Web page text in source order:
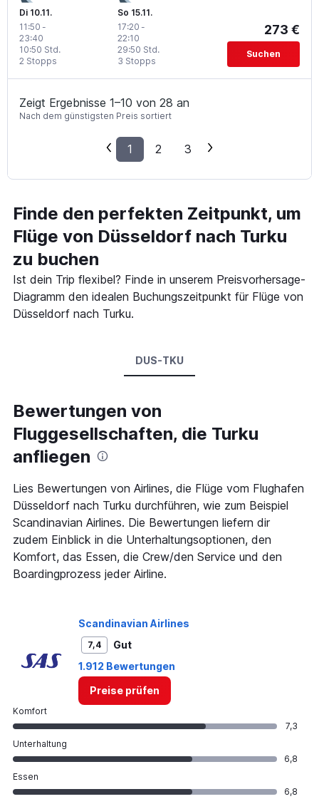
Di 10.11.
11:50 -
23:40
2 Stopps
10:50 Std.
So 15.11.
17:20 -
22:10
3 Stopps
29:50 Std.
273 €
Suchen
Zeigt Ergebnisse 1–10 von 28 an
Nach dem günstigsten Preis sortiert
1 2 3
Finde den perfekten Zeitpunkt, um
Flüge von Düsseldorf nach Turku
zu buchen
Ist dein Trip flexibel? Finde in unserem Preisvorhersage-
Diagramm den idealen Buchungszeitpunkt für Flüge von
Düsseldorf nach Turku.
DUS-TKU
Bewertungen von
Fluggesellschaften, die Turku
anfliegen
Lies Bewertungen von Airlines, die Flüge vom Flughafen
Düsseldorf nach Turku durchführen, wie zum Beispiel
Scandinavian Airlines. Die Bewertungen liefern dir
zudem Einblick in die Unterhaltungsoptionen, den
Komfort, das Essen, die Crew/den Service und den
Boardingprozess jeder Airline.
Scandinavian Airlines
7,4
Gut
1.912 Bewertungen
Preise prüfen
Komfort
7,3
Unterhaltung
6,8
Essen
6,8